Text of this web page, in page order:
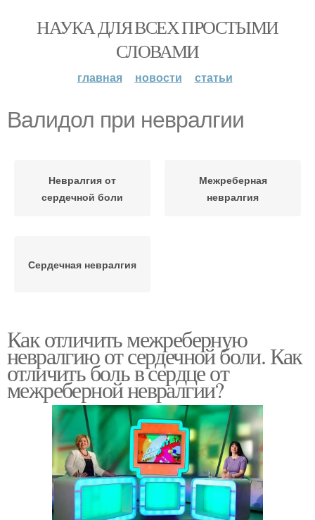
НАУКА ДЛЯ ВСЕХ ПРОСТЫМИ
СЛОВАМИ
главная новости статьи
Валидол при невралгии
Невралгия от
сердечной боли
Межреберная
невралгия
Сердечная невралгия
Как отличить межреберную
невралгию от сердечной боли. Как
отличить боль в сердце от
межреберной невралгии?